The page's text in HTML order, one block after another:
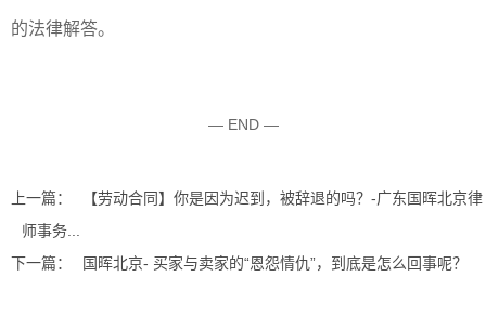
的法律解答。
— END —
上一篇：
【劳动合同】你是因为迟到，被辞退的吗？-广东国晖北京律
师事务...
下一篇：
国晖北京- 买家与卖家的“恩怨情仇”，到底是怎么回事呢？